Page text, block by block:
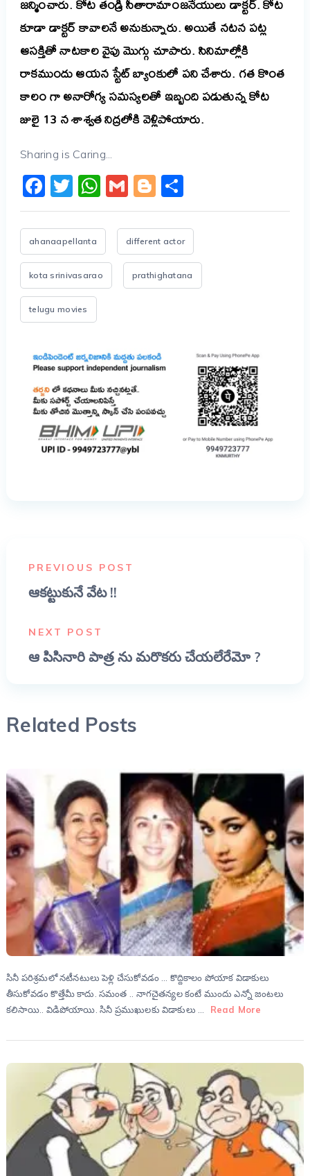
కూడా డాక్టర్ కావాలనే అనుకున్నారు. అయితే నటనపట్ల
ఆసక్తితో నాటకాల వైపుమొగ్గుచూపారు. సినిమాల్లోకి
రాకముందు ఆయన స్టేట్ బ్యాంకులో పని చేశారు. గతకొంత
కాలంగాఅనారోగ్యసమస్యలతోఇబ్బందిపడుతున్నకోట
జులై 13 నశాశ్వతనిద్రలోకివెళ్లిపోయారు.
Sharing is Caring...
Facebook
Twitter
WhatsApp
GmailBlogger
Share
ahanaapellanta different actor
kota srinivasarao prathighatana
telugu movies
PREVIOUS POST
ఆకట్టుకునే వేట !!
NEXT POST
ఆ పిసినారి పాత్ర ను మరొకరు చేయలేరేమో ?
Related Posts
సినీ పరిశ్రమలో నటీనటులు పెళ్లి చేసుకోవడం … కొద్దికాలం పోయాక విడాకులు
తీసుకోవడం కొత్తేమీ కాదు. సమంత .. నాగచైతన్యల కంటే ముందు ఎన్నో జంటలు
కలిసాయి.. విడిపోయాయి. సినీ ప్రముఖులకు విడాకులు …
Read More